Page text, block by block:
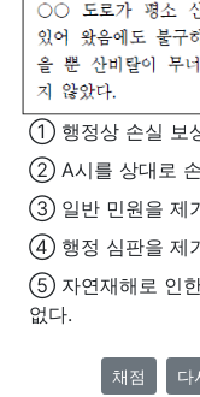
① 행정상 손실 보
② A시를 상대로 손
③ 일반 민원을 제
④ 행정 심판을 제
⑤ 자연재해로 인한
없다.
채점 다